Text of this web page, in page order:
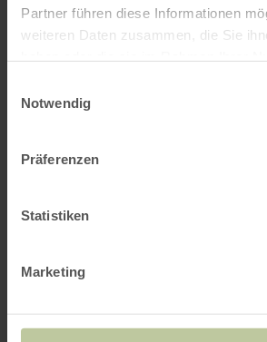
Partner führen diese Informationen
weiteren Daten zusammen, die Sie
Notwendig
Präferenzen
Statistiken
Marketing